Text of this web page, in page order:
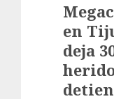
en
deja